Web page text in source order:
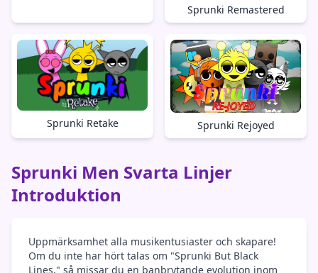
Sprunki Remastered
Sprunki Retake Sprunki Rejoyed
Sprunki Men Svarta Linjer
Introduktion
Uppmärksamhet alla musikentusiaster och skapare!
Om du inte har hört talas om "Sprunki But Black
Lines," så missar du en banbrytande evolution inom